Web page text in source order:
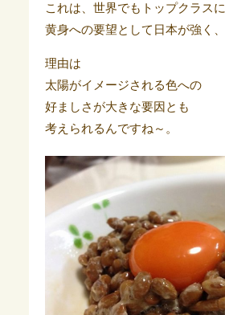
これは、世界でもトップクラスに
黄身への要望として日本が強く、
理由は
太陽がイメージされる色への
好ましさが大きな要因とも
考えられるんですね～。